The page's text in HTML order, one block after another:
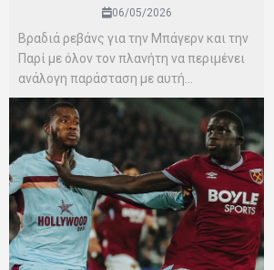
06/05/2026
Βραδιά ρεβάνς για την Μπάγερν και την
Παρί με όλον τον πλανήτη να περιμένει
ανάλογη παράσταση με αυτή...